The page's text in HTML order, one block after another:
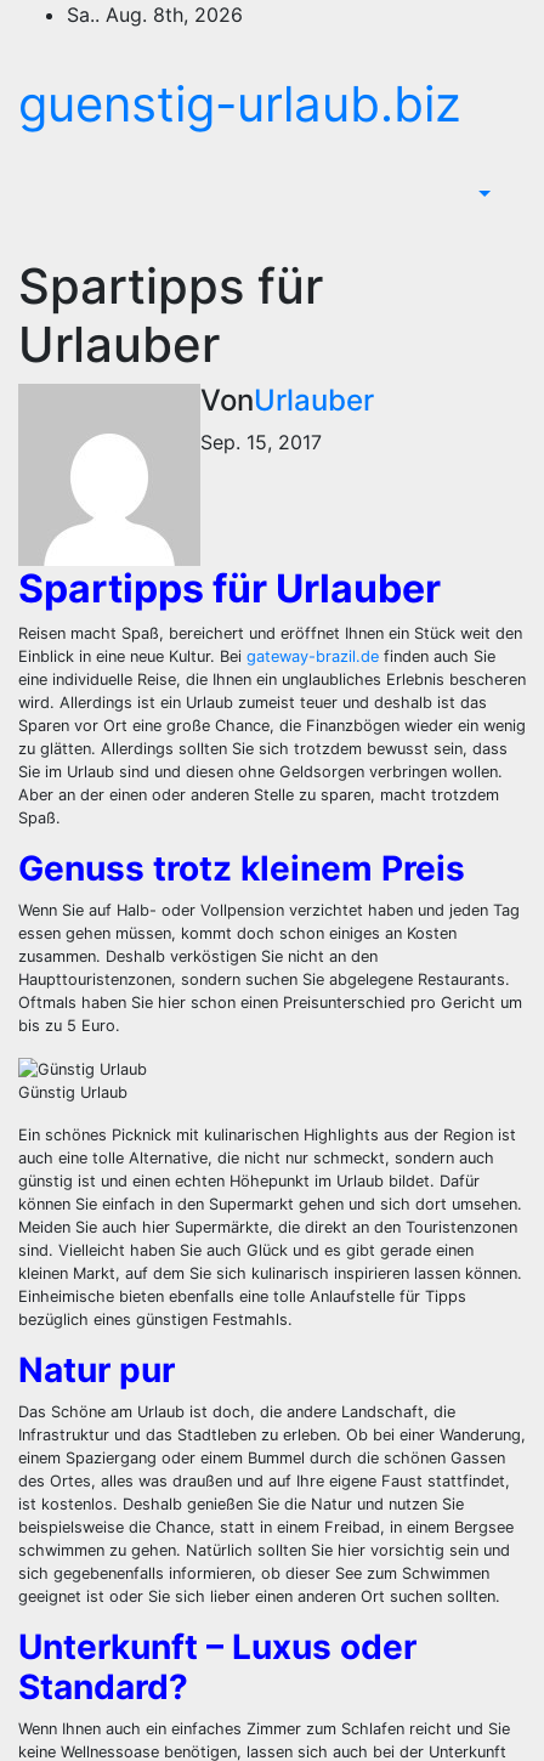
Sa.. Aug. 8th, 2026
guenstig-urlaub.biz
Spartipps für
Urlauber
VonUrlauber
Sep. 15, 2017
Spartipps für Urlauber
Reisen macht Spaß, bereichert und eröffnet Ihnen ein Stück weit den
Einblick in eine neue Kultur. Bei gateway-brazil.de finden auch Sie
eine individuelle Reise, die Ihnen ein unglaubliches Erlebnis bescheren
wird. Allerdings ist ein Urlaub zumeist teuer und deshalb ist das
Sparen vor Ort eine große Chance, die Finanzbögen wieder ein wenig
zu glätten. Allerdings sollten Sie sich trotzdem bewusst sein, dass
Sie im Urlaub sind und diesen ohne Geldsorgen verbringen wollen.
Aber an der einen oder anderen Stelle zu sparen, macht trotzdem
Spaß.
Genuss trotz kleinem Preis
Wenn Sie auf Halb- oder Vollpension verzichtet haben und jeden Tag
essen gehen müssen, kommt doch schon einiges an Kosten
zusammen. Deshalb verköstigen Sie nicht an den
Haupttouristenzonen, sondern suchen Sie abgelegene Restaurants.
Oftmals haben Sie hier schon einen Preisunterschied pro Gericht um
bis zu 5 Euro.
Günstig Urlaub
Ein schönes Picknick mit kulinarischen Highlights aus der Region ist
auch eine tolle Alternative, die nicht nur schmeckt, sondern auch
günstig ist und einen echten Höhepunkt im Urlaub bildet. Dafür
können Sie einfach in den Supermarkt gehen und sich dort umsehen.
Meiden Sie auch hier Supermärkte, die direkt an den Touristenzonen
sind. Vielleicht haben Sie auch Glück und es gibt gerade einen
kleinen Markt, auf dem Sie sich kulinarisch inspirieren lassen können.
Einheimische bieten ebenfalls eine tolle Anlaufstelle für Tipps
bezüglich eines günstigen Festmahls.
Natur pur
Das Schöne am Urlaub ist doch, die andere Landschaft, die
Infrastruktur und das Stadtleben zu erleben. Ob bei einer Wanderung,
einem Spaziergang oder einem Bummel durch die schönen Gassen
des Ortes, alles was draußen und auf Ihre eigene Faust stattfindet,
ist kostenlos. Deshalb genießen Sie die Natur und nutzen Sie
beispielsweise die Chance, statt in einem Freibad, in einem Bergsee
schwimmen zu gehen. Natürlich sollten Sie hier vorsichtig sein und
sich gegebenenfalls informieren, ob dieser See zum Schwimmen
geeignet ist oder Sie sich lieber einen anderen Ort suchen sollten.
Unterkunft – Luxus oder
Standard?
Wenn Ihnen auch ein einfaches Zimmer zum Schlafen reicht und Sie
keine Wellnessoase benötigen, lassen sich auch bei der Unterkunft